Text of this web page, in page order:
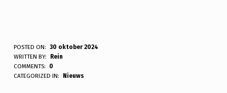
A
.
POSTED ON: 30 oktober 2024
WRITTEN BY:
Rein
COMMENTS:
0
CATEGORIZED IN:
Nieuws